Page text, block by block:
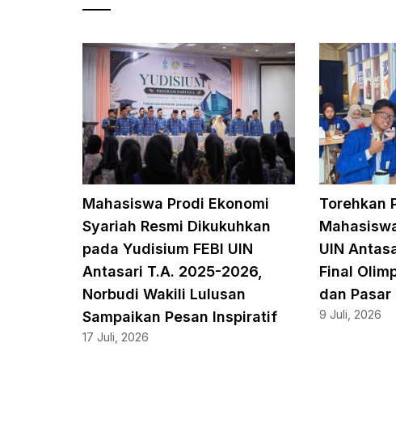
Mahasiswa Prodi Ekonomi
Syariah Resmi Dikukuhkan
pada Yudisium FEBI UIN
Antasari T.A. 2025-2026,
Norbudi Wakili Lulusan
Sampaikan Pesan Inspiratif
17 Juli, 2026
Torehkan
UIN
Final
dan
9 Juli, 2026